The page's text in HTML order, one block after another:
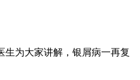
生为大家讲解，银屑病一再复